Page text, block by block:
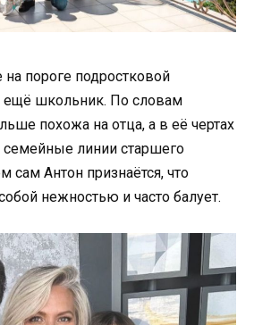
пороге подростковой
ещё школьник. По словам
похожа на отца, а в её чертах
линии старшего
сам Антон признаётся, что
нежностью и часто балует.